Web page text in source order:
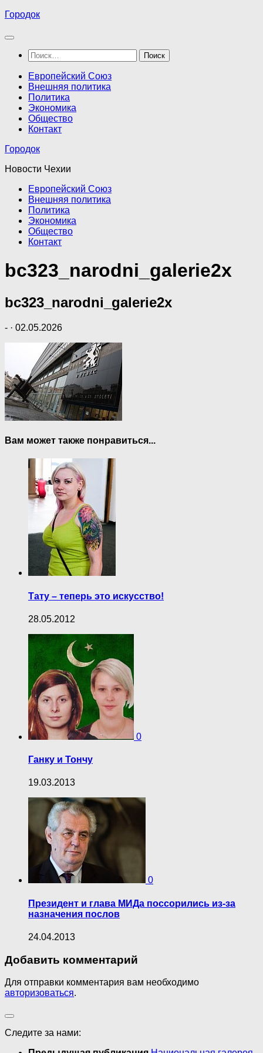
Перейти
содержимому
Городок
Найти:
Европейский Союз
Внешняя политика
Политика
Экономика
Общество
Контакт
Городок
Новости Чехии
Европейский Союз
Внешняя политика
Политика
Экономика
Общество
Контакт
bc323_narodni_galerie2x
bc323_narodni_galerie2x
- · 02.05.2026
Вам может также понравиться...
Тату – теперь это искусство!
28.05.2012
0
Ганку и Тончу
19.03.2013
0
Президент и глава МИДа поссорились из-за
назначения послов
24.04.2013
Добавить комментарий
Для отправки комментария вам необходимо
авторизоваться.
Следите за нами: